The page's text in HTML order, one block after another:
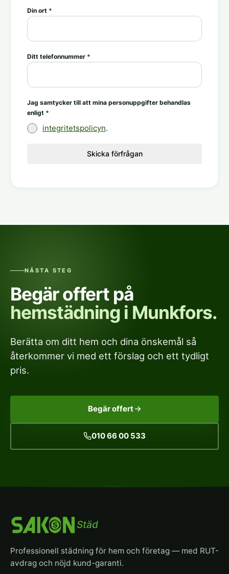
Din ort *
Ditt telefonnummer *
Jag samtycker till att mina personuppgifter behandlas
enligt *
integritetspolicyn.
Skicka förfrågan
NÄSTA STEG
Begär offert på
hemstädning i Munkfors.
Berätta om ditt hem och dina önskemål så
återkommer vi med ett förslag och ett tydligt
pris.
Begär offert
010 66 00 533
Städ
Professionell städning för hem och företag — med RUT-
avdrag och nöjd kund-garanti.